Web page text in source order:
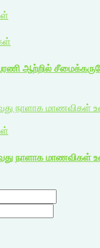
ஆற்றில்
நாளாக மாணவிகள்
நாளாக மாணவிகள்